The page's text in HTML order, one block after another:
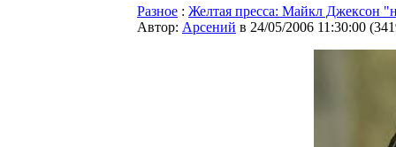
Разное : Желтая пресса: Майкл Джексон
Автор: Арсений в 24/05/2006 11:30:00 (